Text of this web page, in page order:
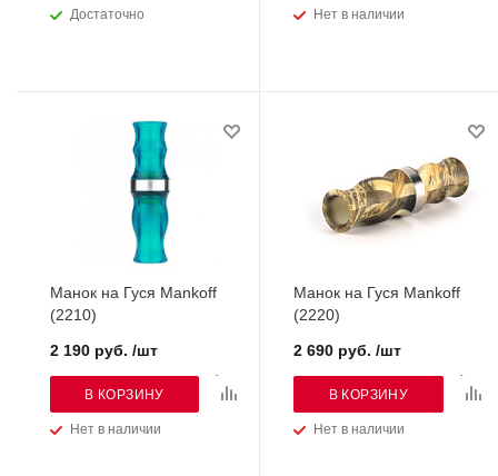
Достаточно Нет в наличии
Манок на Гуся Mankoff
(2210)
Нет в наличии
2 190 руб. /шт
В КОРЗИНУ
Манок на Гуся Mankoff
(2220)
Нет в наличии
2 690 руб. /шт
В КОРЗИНУ